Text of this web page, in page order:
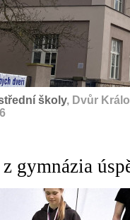
školy, Dvůr
gymnázia